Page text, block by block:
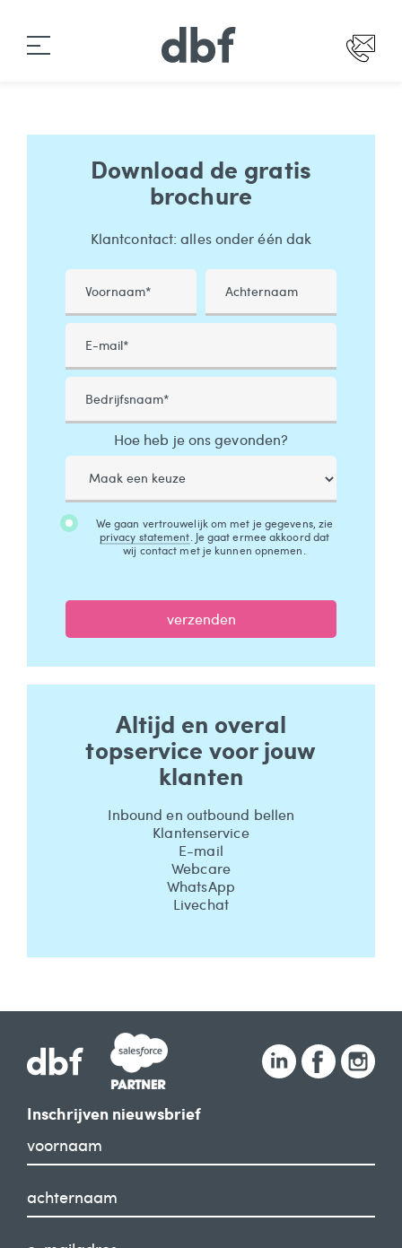
Download de gratis
brochure
Klantcontact: alles onder één dak
Hoe heb je ons gevonden?
We gaan vertrouwelijk om met je gegevens, zie
privacy statement . Je gaat ermee akkoord dat
wij contact met je kunnen opnemen.
verzenden
Altijd en overal
topservice voor jouw
klanten
Inbound en outbound bellen
Klantenservice
E-mail
Webcare
WhatsApp
Livechat
Inschrijven nieuwsbrief